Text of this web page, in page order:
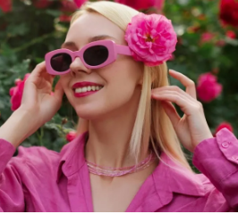
В КЛУБ ПРИВИЛЕГИЙ
сообществу и получайте
бонусы за участие
РЕГИСТРАЦИЯ